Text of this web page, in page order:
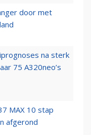
door met
na sterk
75 A320neo’s
MAX 10 stap
afgerond